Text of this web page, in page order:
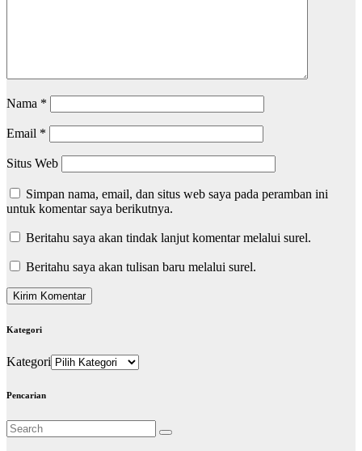
Nama *
Email *
Situs Web
Simpan nama, email, dan situs web saya pada peramban ini
untuk komentar saya berikutnya.
Beritahu saya akan tindak lanjut komentar melalui surel.
Beritahu saya akan tulisan baru melalui surel.
Kategori
Kategori
Pencarian